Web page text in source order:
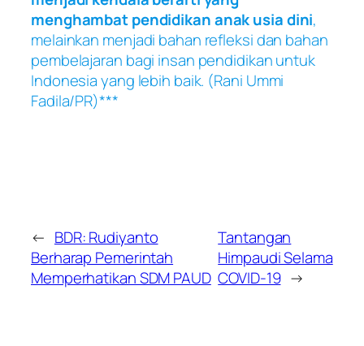
menghambat pendidikan anak usia dini,
melainkan menjadi bahan refleksi dan bahan
pembelajaran bagi insan pendidikan untuk
Indonesia yang lebih baik. (Rani Ummi
Fadila/PR)***
← BDR: Rudiyanto
Berharap Pemerintah
Memperhatikan SDM PAUD
Tantangan
Himpaudi Selama
COVID-19 →